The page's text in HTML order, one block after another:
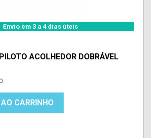
Envio em 3 a 4 dias úteis
ACOLHEDOR DOBRÁVEL
CARRINHO